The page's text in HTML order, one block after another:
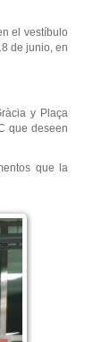
el vestíbulo
de junio, en
y Plaça
que deseen
que la